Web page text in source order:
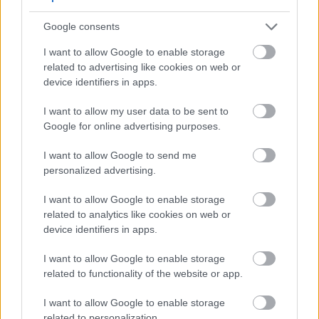
Google consents
I want to allow Google to enable storage
related to advertising like cookies on web or
device identifiers in apps.
I want to allow my user data to be sent to
Google for online advertising purposes.
I want to allow Google to send me
personalized advertising.
I want to allow Google to enable storage
related to analytics like cookies on web or
device identifiers in apps.
I want to allow Google to enable storage
related to functionality of the website or app.
I want to allow Google to enable storage
نبات جرجير مورق ينمو في وعاء رمادي على فناء مشمس.
انقر أو اضغط على الصورة لمزيد من المعلومات ودقة أعلى.
العناية بنباتات الجرجير